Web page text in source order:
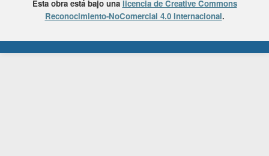
Esta obra está bajo una licencia de Creative Commons
Reconocimiento-NoComercial 4.0 Internacional.